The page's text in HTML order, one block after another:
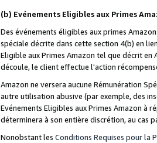
(b) Evénements Eligibles aux Primes
Des événements éligibles aux primes
spéciale décrite dans cette section 4(b) en
Eligible aux Primes Amazon tel que décrit en
découle, le client effectue l'action
Amazon ne versera aucune Rémunération
autre utilisation abusive (par exemple, des
Evénements Eligibles aux Primes Amazon à
déterminera à son entière discrétion, au cas
Nonobstant les Conditions Requises pour la